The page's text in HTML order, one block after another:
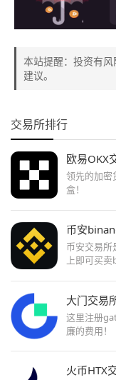
本站提醒：投资有
建议。
交易所排行
欧易OKX
领先的加密
盒！
币安
币安交易所
上即可买卖
大门交易
这里注册
廉的费用！
火币HTX